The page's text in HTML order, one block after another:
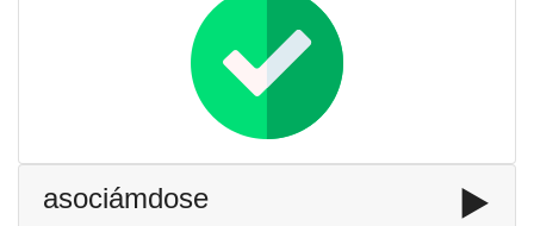
asociámdose ▶️